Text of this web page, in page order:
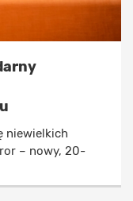
niewielkich
– nowy, 20-